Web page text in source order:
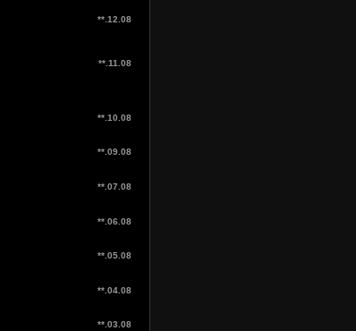
**.12.08
**.11.08
**.10.08
**.09.08
**.07.08
**.06.08
**.05.08
**.04.08
**.03.08